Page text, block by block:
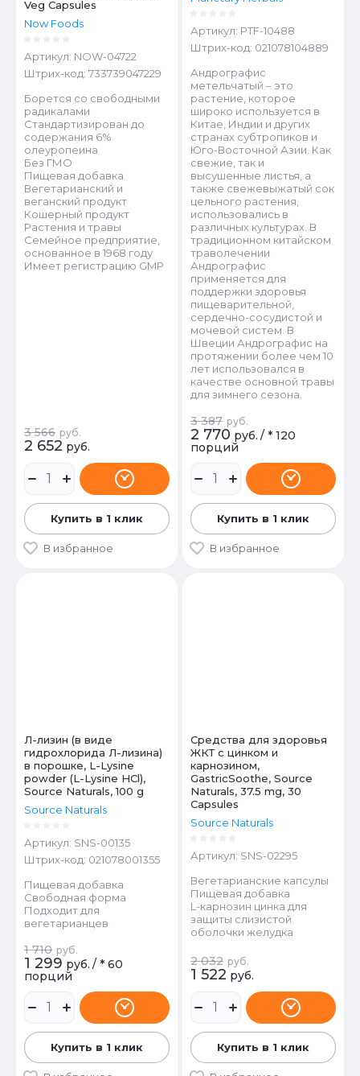
Veg Capsules
Now Foods
Артикул: NOW-04722
Штрих-код: 733739047229
Борется со свободными
радикалами
Стандартизирован до
содержания 6%
олеуропеина
Без ГМО
Пищевая добавка
Вегетарианский и
веганский продукт
Кошерный продукт
Растения и травы
Семейное предприятие,
основанное в 1968 году
Имеет регистрацию GMP
3 566 руб.
2 652 руб.
Купить в 1 клик
В избранное
Артикул: PTF-10488
Штрих-код: 021078104889
Андрографис
метельчатый – это
растение, которое
широко используется в
Китае, Индии и других
странах субтропиков и
Юго-Восточной Азии. Как
свежие, так и
высушенные листья, а
также свежевыжатый сок
цельного растения,
использовались в
различных культурах. В
традиционном китайском
траволечении
Андрографис
применяется для
поддержки здоровья
пищеварительной,
сердечно-сосудистой и
мочевой систем. В
Швеции Андрографис на
протяжении более чем 10
лет использовался в
качестве основной травы
для зимнего сезона.
3 387 руб.
2 770 руб. / * 120
порций
Купить в 1 клик
В избранное
Л-лизин (в виде
гидрохлорида Л-лизина)
в порошке, L-Lysine
powder (L-Lysine HCl),
Source Naturals, 100 g
Source Naturals
Артикул: SNS-00135
Штрих-код: 021078001355
Пищевая добавка
Свободная форма
Подходит для
вегетарианцев
1 710 руб.
1 299 руб. / * 60
порций
Купить в 1 клик
Средства для здоровья
ЖКТ с цинком и
карнозином,
GastricSoothe, Source
Naturals, 37.5 mg, 30
Capsules
Source Naturals
Артикул: SNS-02295
Вегетарианские капсулы
Пищевая добавка
L-карнозин цинка для
защиты слизистой
оболочки желудка
2 032 руб.
1 522 руб.
Купить в 1 клик